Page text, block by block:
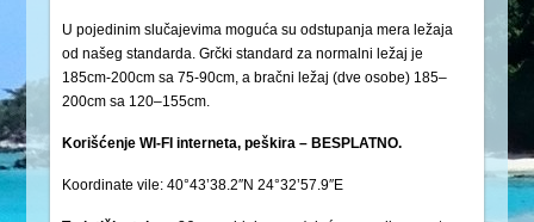
U pojedinim slučajevima moguća su odstupanja mera ležaja
od našeg standarda. Grčki standard za normalni ležaj je
185cm-200cm sa 75-90cm, a bračni ležaj (dve osobe) 185–
200cm sa 120–155cm.
Korišćenje WI-FI interneta, peškira – BESPLATNO.
Koordinate vile: 40°43’38.2″N 24°32’57.9″E